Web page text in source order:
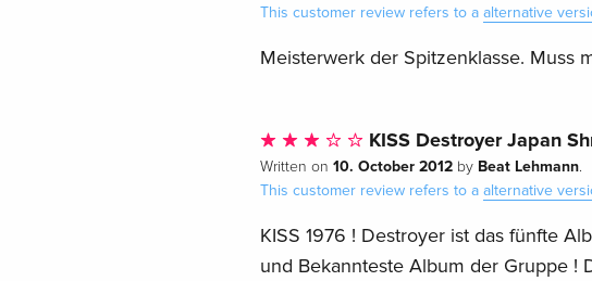
This customer review refers to a alternative
Meisterwerk der Spitzenklasse. Muss
KISS Destroyer Japan
Written on 10. October 2012by Beat Lehmann.
This customer review refers to a alternative
KISS 1976 ! Destroyer ist das fünfte
und Bekannteste Album der Gruppe !